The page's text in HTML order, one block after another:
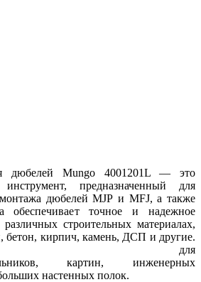
дюбелей Mungo 4001201L — это
инструмент, предназначенный для
дюбелей MJP и MFJ, а также
обеспечивает точное и надежное
строительных материалах,
бетон, кирпич, камень, ДСП и другие.
для
картин, инженерных
настенных полок.